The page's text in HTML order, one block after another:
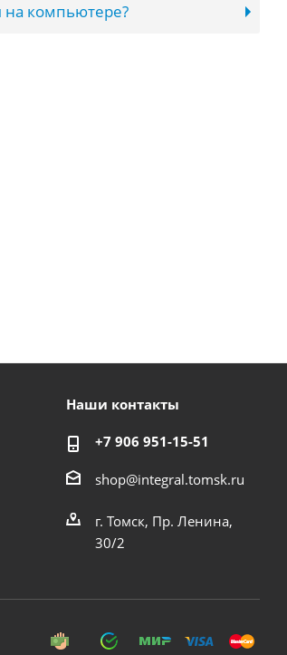
на компьютере?
Наши контакты
+7 906 951-15-51
shop@integral.tomsk.ru
г. Томск, Пр. Ленина,
30/2